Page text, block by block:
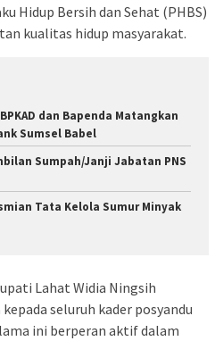
Hidup Bersih dan Sehat (PHBS)
kualitas hidup masyarakat.
dan Bapenda Matangkan
Sumsel Babel
Sumpah/Janji Jabatan PNS
Tata Kelola Sumur Minyak
Lahat Widia Ningsih
seluruh kader posyandu
ini berperan aktif dalam